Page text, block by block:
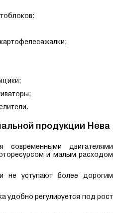
продукции Нева
современными двигателями
и малым расходом
не уступают более дорогим
удобно регулируется под рост